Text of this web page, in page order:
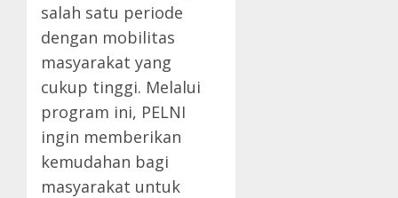
salah satu periode
dengan mobilitas
masyarakat yang
cukup tinggi. Melalui
program ini, PELNI
ingin memberikan
kemudahan bagi
masyarakat untuk